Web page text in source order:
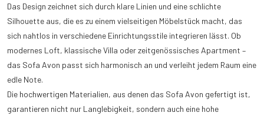
Das Design zeichnet sich durch klare Linien und eine schlichte
Silhouette aus, die es zu einem vielseitigen Möbelstück macht, das
sich nahtlos in verschiedene Einrichtungsstile integrieren lässt. Ob
modernes Loft, klassische Villa oder zeitgenössisches Apartment –
das Sofa Avon passt sich harmonisch an und verleiht jedem Raum eine
edle Note.
Die hochwertigen Materialien, aus denen das Sofa Avon gefertigt ist,
garantieren nicht nur Langlebigkeit, sondern auch eine hohe